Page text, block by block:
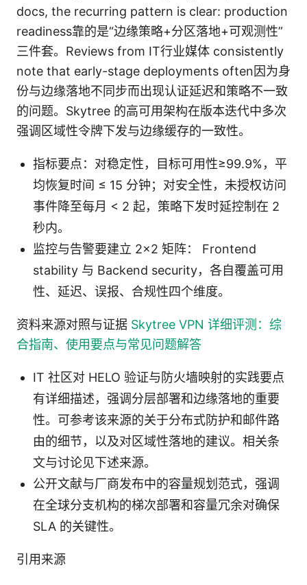
docs, the recurring pattern is clear: production
readiness靠的是“边缘策略+分区落地+可观测性”
三件套。Reviews from IT行业媒体 consistently
note that early-stage deployments often因为身
份与边缘落地不同步而出现认证延迟和策略不一致
的问题。Skytree 的高可用架构在版本迭代中多次
强调区域性令牌下发与边缘缓存的一致性。
指标要点：对稳定性，目标可用性≥99.9%，平
均恢复时间 ≤ 15 分钟；对安全性，未授权访问
事件降至每月 < 2 起，策略下发时延控制在 2
秒内。
监控与告警要建立 2×2 矩阵： Frontend
stability 与 Backend security，各自覆盖可用
性、延迟、误报、合规性四个维度。
资料来源对照与证据 Skytree VPN 详细评测：综
合指南、使用要点与常见问题解答
IT 社区对 HELO 验证与防火墙映射的实践要点
有详细描述，强调分层部署和边缘落地的重要
性。可参考该来源的关于分布式防护和邮件路
由的细节，以及对区域性落地的建议。相关条
文与讨论见下述来源。
公开文献与厂商发布中的容量规划范式，强调
在全球分支机构的梯次部署和容量冗余对确保
SLA 的关键性。
引用来源